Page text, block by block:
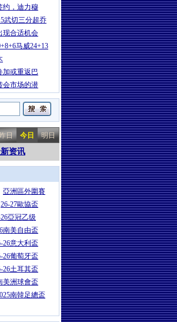
约，迪力穆
武切三分超乔
现合适机会
马威24+13
加或重返巴
会市场的潜
日 今日 明日
资讯
亞洲區外圍賽
26-27歐協盃
亞冠乙级
南美自由盃
26意大利盃
26葡萄牙盃
26土耳其盃
美洲球會盃
南韓足總盃